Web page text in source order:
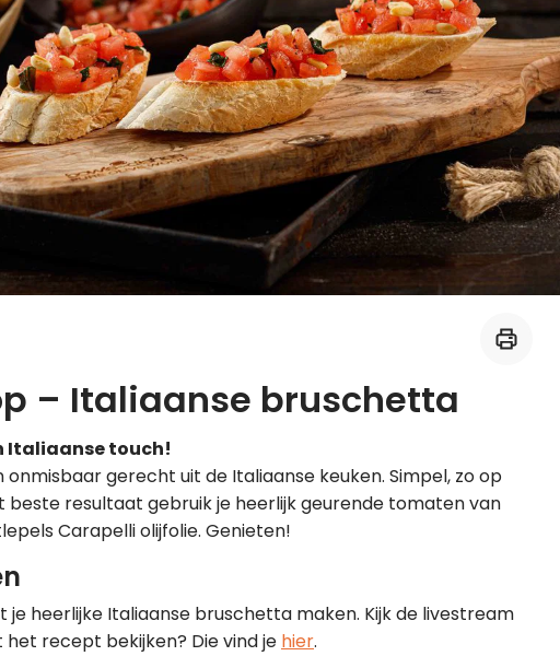
Midden-Oosters
Kooktips & blogs
Leer koken als een
Kooktips & blogs
– Italiaanse bruschetta
Italiaanse touch!
gerecht uit de Italiaanse keuken. Simpel, zo op
beste resultaat gebruik je heerlijk geurende tomaten van
Carapelli olijfolie. Genieten!
je heerlijke Italiaanse bruschetta maken. Kijk de livestream
het recept bekijken? Die vind je hier.